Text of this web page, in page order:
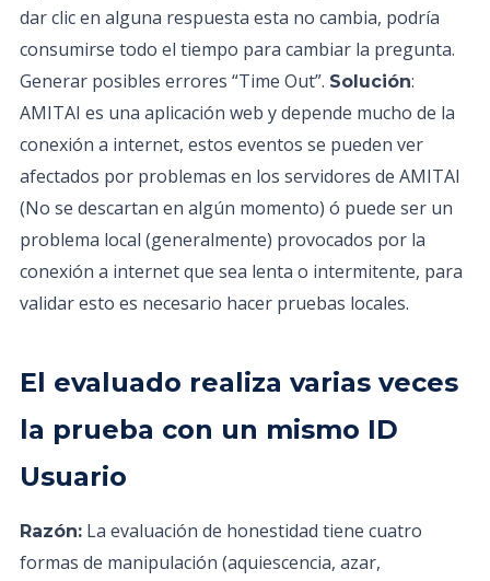
dar clic en alguna respuesta esta no cambia, podría
consumirse todo el tiempo para cambiar la pregunta.
Generar posibles errores “Time Out”. Solución:
AMITAI es una aplicación web y depende mucho de la
conexión a internet, estos eventos se pueden ver
afectados por problemas en los servidores de AMITAI
(No se descartan en algún momento) ó puede ser un
problema local (generalmente) provocados por la
conexión a internet que sea lenta o intermitente, para
validar esto es necesario hacer pruebas locales.
El evaluado realiza varias veces
la prueba con un mismo ID
Usuario
Razón: La evaluación de honestidad tiene cuatro
formas de manipulación (aquiescencia, azar,